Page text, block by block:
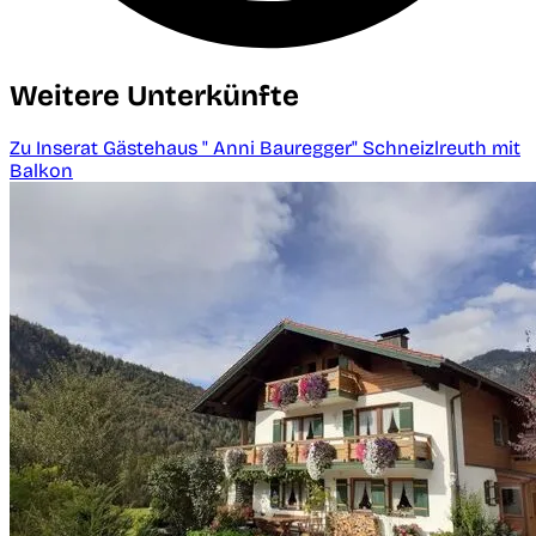
Weitere Unterkünfte
Zu Inserat Gästehaus " Anni Bauregger" Schneizlreuth mit
Balkon